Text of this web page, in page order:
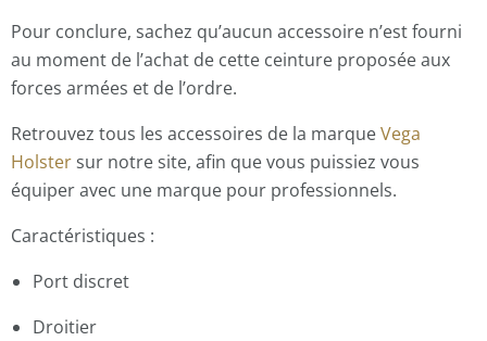
Pour conclure, sachez qu’aucun accessoire n’est fourni
au moment de l’achat de cette ceinture proposée aux
forces armées et de l’ordre.
Retrouvez tous les accessoires de la marqueVega
Holster sur notre site, afin que vous puissiez vous
équiper avec une marque pour professionnels.
Caractéristiques :
Port discret
Droitier